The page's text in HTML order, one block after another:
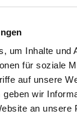
um Inhalte und
für soziale
auf unsere
wir
an unsere